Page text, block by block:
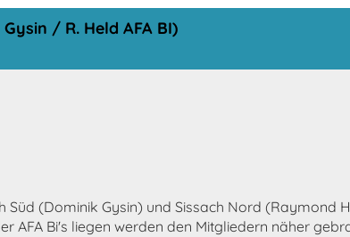
/ R. Held AFA BI)
(Dominik Gysin) und Sissach Nord (Raymond
AFA Bi's liegen werden den Mitgliedern näher